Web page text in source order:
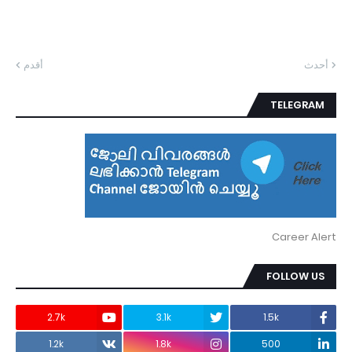
أحدث أقدم
TELEGRAM
Career Alert
FOLLOW US
1.5k
3.1k
2.7k
500
1.8k
1.2k